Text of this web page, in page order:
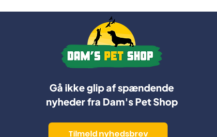
Gå ikke glip af spændende
nyheder fra Dam's Pet Shop
Tilmeld nyhedsbrev